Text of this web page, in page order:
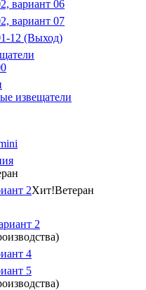
вариант 06
вариант 07
12 (Выход)
извещатели
2Хит!Ветеран
2
4
5